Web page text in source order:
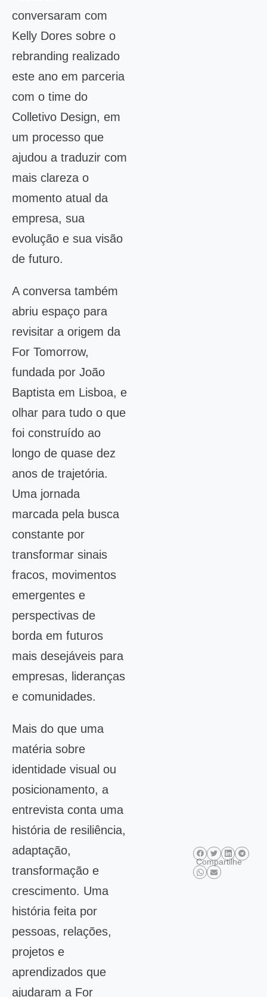
conversaram com
Kelly Dores sobre o
rebranding realizado
este ano em parceria
com o time do
Colletivo Design, em
um processo que
ajudou a traduzir com
mais clareza o
momento atual da
empresa, sua
evolução e sua visão
de futuro.
A conversa também
abriu espaço para
revisitar a origem da
For Tomorrow,
fundada por João
Baptista em Lisboa, e
olhar para tudo o que
foi construído ao
longo de quase dez
anos de trajetória.
Uma jornada
marcada pela busca
constante por
transformar sinais
fracos, movimentos
emergentes e
perspectivas de
borda em futuros
mais desejáveis para
empresas, lideranças
e comunidades.
Mais do que uma
matéria sobre
identidade visual ou
posicionamento, a
entrevista conta uma
história de resiliência,
adaptação,
transformação e
crescimento. Uma
história feita por
pessoas, relações,
projetos e
aprendizados que
ajudaram a For
Compartilhe